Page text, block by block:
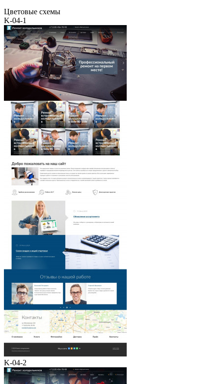
Цветовые схемы
K-04-1
K-04-2